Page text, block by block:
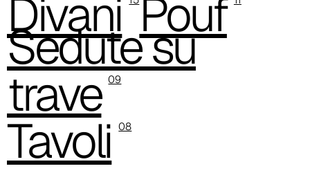
Divani Pouf
Sedute su
trave 09
Tavoli 08